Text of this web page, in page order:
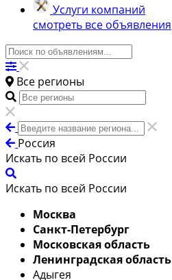
Услуги компаний
смотреть все объявления
Все регионы
Россия
Искать по всей России
Искать по всей России
Москва
Санкт-Петербург
Московская область
Ленинградская область
Адыгея